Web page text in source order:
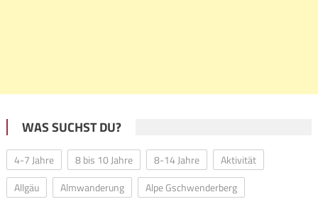
WAS SUCHST DU?
4-7 Jahre 8 bis 10 Jahre 8-14 Jahre
Aktivität
Allgäu
Almwanderung
Alpe Gschwenderberg